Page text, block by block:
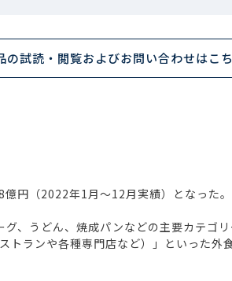
の試読・閲覧およびお問い合わせはこ
円（2022年1月～12月実績）となった。
、うどん、焼成パンなどの主要カテゴ
トランや各種専門店など）」といった外